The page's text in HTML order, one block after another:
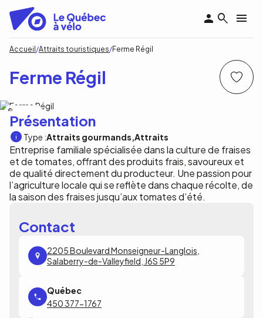
contenu
principal
Fil
d'Ariane
Accueil Attraits touristiques Ferme Régil
Ferme Régil
Présentation
Type :Attraits gourmands Attraits
Entreprise familiale spécialisée dans la culture de fraises
et de tomates, offrant des produits frais, savoureux et
de qualité directement du producteur. Une passion pour
l’agriculture locale qui se reflète dans chaque récolte, de
la saison des fraises jusqu’aux tomates d’été.
Contact
2205 Boulevard Monseigneur-Langlois,
Salaberry-de-Valleyfield, J6S 5P9
450 377-1767